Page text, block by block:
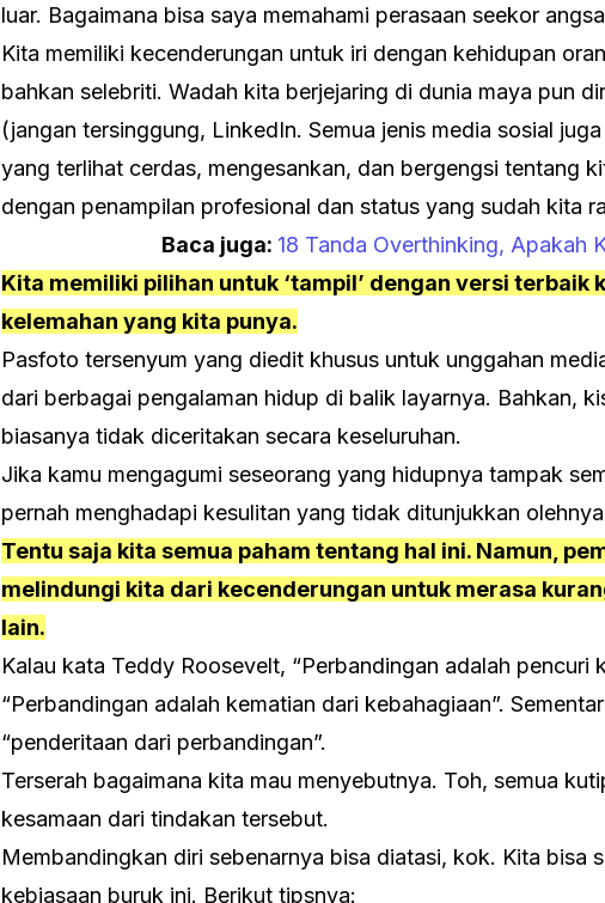
luar. Bagaimana bisa saya memahami perasaan seekor
Kita memiliki kecenderungan untuk iri dengan kehidupan
bahkan selebriti. Wadah kita berjejaring di dunia maya pun
(jangan tersinggung, LinkedIn. Semua jenis media sosial
yang terlihat cerdas, mengesankan, dan bergengsi tentang
dengan penampilan profesional dan status yang sudah kita
Baca juga: 18 Tanda Overthinking, Apakah
Kita memiliki pilihan untuk ‘tampil’ dengan versi terbaik
kelemahan yang kita punya.
Pasfoto tersenyum yang diedit khusus untuk unggahan
dari berbagai pengalaman hidup di balik layarnya. Bahkan,
biasanya tidak diceritakan secara keseluruhan.
Jika kamu mengagumi seseorang yang hidupnya tampak
pernah menghadapi kesulitan yang tidak ditunjukkan
Tentu saja kita semua paham tentang hal ini. Namun,
melindungi kita dari kecenderungan untuk merasa
lain.
Kalau kata Teddy Roosevelt, “Perbandingan adalah pencuri
“Perbandingan adalah kematian dari kebahagiaan”.
“penderitaan dari perbandingan”.
Terserah bagaimana kita mau menyebutnya. Toh, semua
kesamaan dari tindakan tersebut.
Membandingkan diri sebenarnya bisa diatasi, kok. Kita bisa
kebiasaan buruk ini. Berikut tipsnya: